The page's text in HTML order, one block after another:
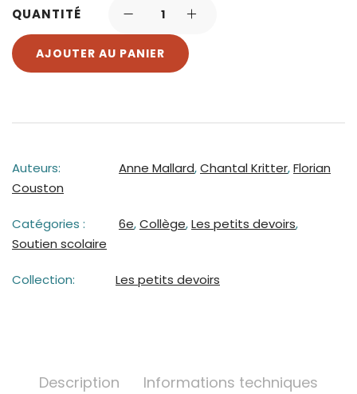
QUANTITÉ
AJOUTER AU PANIER
Auteurs: Anne Mallard,Chantal Kritter,Florian
Couston
Catégories : 6e,Collège,Les petits devoirs,
Soutien scolaire
Collection: Les petits devoirs
Description
Informations techniques